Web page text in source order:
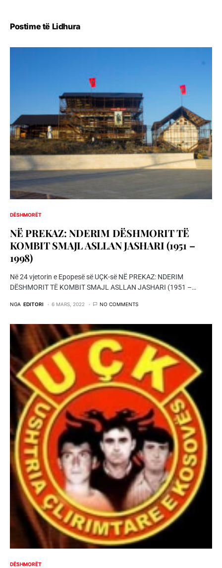
Postime të Lidhura
DËSHMORËT
NË PREKAZ: NDERIM DËSHMORIT TË
KOMBIT SMAJL ASLLAN JASHARI (1951 –
1998)
Në 24 vjetorin e Epopesë së UÇK-së NË PREKAZ: NDERIM
DËSHMORIT TË KOMBIT SMAJL ASLLAN JASHARI (1951 –…
NGA EDITORI 6 MARS, 2022 NO COMMENTS
DËSHMORËT